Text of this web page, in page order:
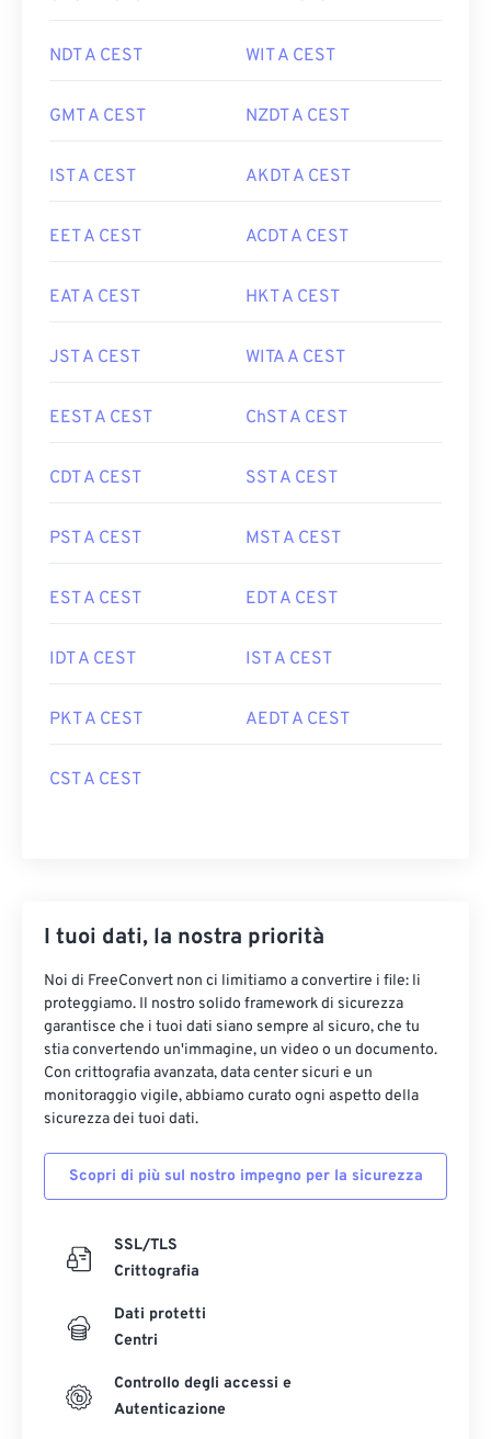
NDT A CEST WIT A CEST
GMT A CEST NZDT A CEST
IST A CEST AKDT A CEST
EET A CEST ACDT A CEST
EAT A CEST HKT A CEST
JST A CEST WITA A CEST
EEST A CEST ChST A CEST
CDT A CEST SST A CEST
PST A CEST MST A CEST
EST A CEST EDT A CEST
IDT A CEST IST A CEST
PKT A CEST AEDT A CEST
CST A CEST
I tuoi dati, la nostra priorità
Noi di FreeConvert non ci limitiamo a convertire i file: li
proteggiamo. Il nostro solido framework di sicurezza
garantisce che i tuoi dati siano sempre al sicuro, che tu
stia convertendo un'immagine, un video o un documento.
Con crittografia avanzata, data center sicuri e un
monitoraggio vigile, abbiamo curato ogni aspetto della
sicurezza dei tuoi dati.
Scopri di più sul nostro impegno per la sicurezza
SSL/TLS
Crittografia
Dati protetti
Centri
Controllo degli accessi e
Autenticazione